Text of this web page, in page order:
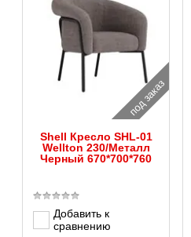
под заказ
Shell Кресло SHL-01
Wellton 230/Металл
Черный 670*700*760
Добавить к
сравнению